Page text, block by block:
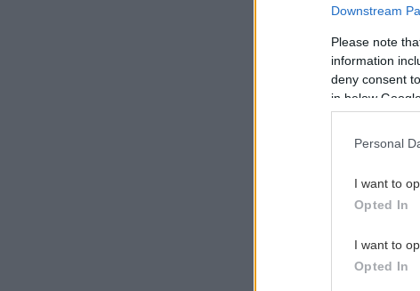
Downstream
Please note
information
deny consent
in below
Personal
I want to
Opted In
I want to
Opted In